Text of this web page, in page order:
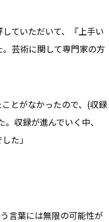
ていただいて、『上手い
芸術に関して専門家の方
とがなかったので、(収録
収録が進んでいく中、
た」
言葉には無限の可能性が